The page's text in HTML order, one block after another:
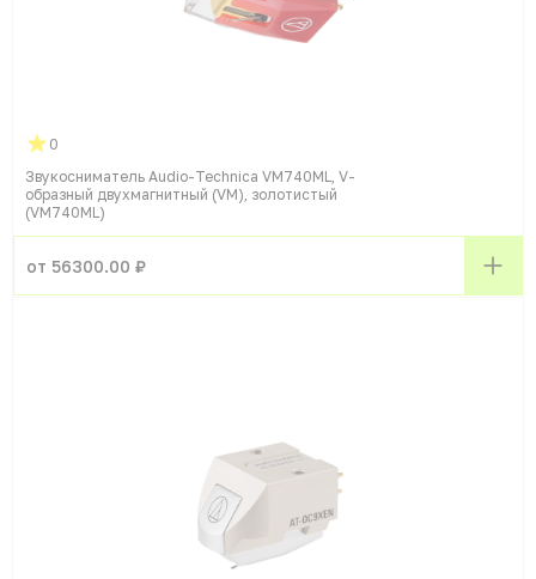
0
Звукосниматель Audio-Technica VM740ML, V-
образный двухмагнитный (VM), золотистый
(VM740ML)
от 56300.00 ₽